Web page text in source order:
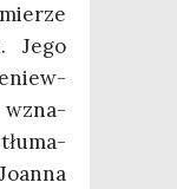
Jego
wzna­